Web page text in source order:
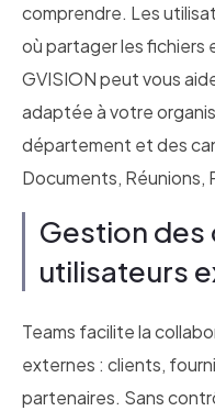
comprendre. Les
où partager les fichiers
GVISION peut vous
adaptée à votre
département et des
Documents, Réunions,
Gestion
utilisateurs
Teams facilite la
externes : clients,
partenaires. Sans